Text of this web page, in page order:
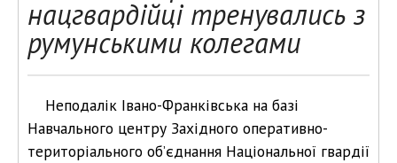
нацгвардійці тренувались з
румунськими колегами
Неподалік Івано-Франківська на базі
Навчального центру Західного оперативно-
територіального об’єднання Національної гвардії